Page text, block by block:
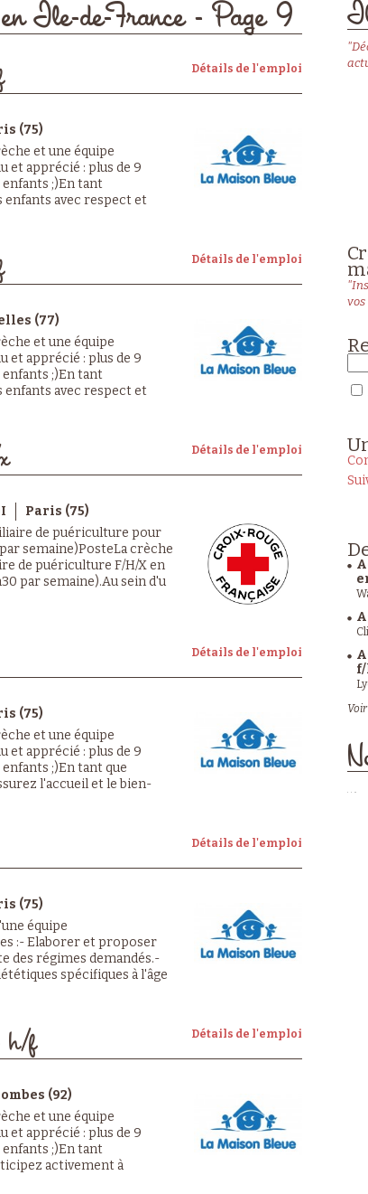
Île-de-France - Page 9
Détails de l'emploi
(75)
et une équipe
et apprécié : plus de 9
;)En tant
enfants avec respect et
Détails de l'emploi
(77)
et une équipe
et apprécié : plus de 9
;)En tant
enfants avec respect et
Détails de l'emploi
Paris (75)
de puériculture pour
semaine)PosteLa crèche
de puériculture F/H/X en
par semaine).Au sein d'u
Détails de l'emploi
(75)
et une équipe
et apprécié : plus de 9
;)En tant que
l'accueil et le bien-
Détails de l'emploi
(75)
équipe
:- Elaborer et proposer
des régimes demandés.-
spécifiques à l'âge
Détails de l'emploi
h/f
(92)
et une équipe
et apprécié : plus de 9
;)En tant
activement à
vos
f/
Voir